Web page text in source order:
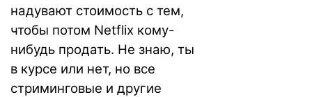
надувают стоимость с тем,
чтобы потом Netflix кому-
нибудь продать. Не знаю, ты
в курсе или нет, но все
стриминговые и другие